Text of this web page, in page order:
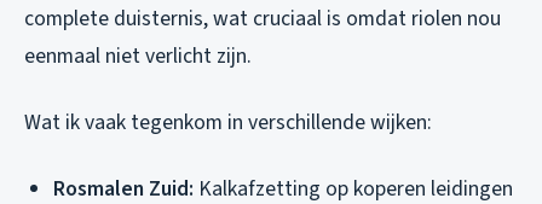
complete duisternis, wat cruciaal is omdat riolen nou
eenmaal niet verlicht zijn.
Wat ik vaak tegenkom in verschillende wijken:
Rosmalen Zuid: Kalkafzetting op koperen leidingen